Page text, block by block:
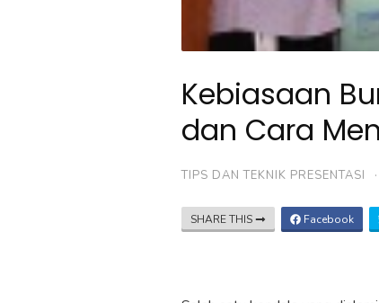
Kebiasaan
dan Cara
TIPS DAN TEKNIK PRESENTASI ·
SHARE THIS Facebook